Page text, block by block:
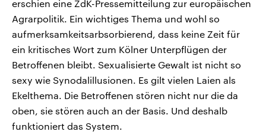
erschien eine ZdK-Pressemitteilung zur europäischen
Agrarpolitik. Ein wichtiges Thema und wohl so
aufmerksamkeitsarbsorbierend, dass keine Zeit für
ein kritisches Wort zum Kölner Unterpflügen der
Betroffenen bleibt. Sexualisierte Gewalt ist nicht so
sexy wie Synodalillusionen. Es gilt vielen Laien als
Ekelthema. Die Betroffenen stören nicht nur die da
oben, sie stören auch an der Basis. Und deshalb
funktioniert das System.